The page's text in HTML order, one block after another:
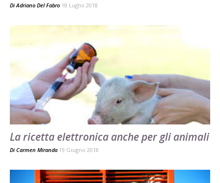
DiAdriano Del Fabro 18 Luglio 2018
La ricetta elettronica anche per gli animali
Di Carmen Miranda 19 Giugno 2018